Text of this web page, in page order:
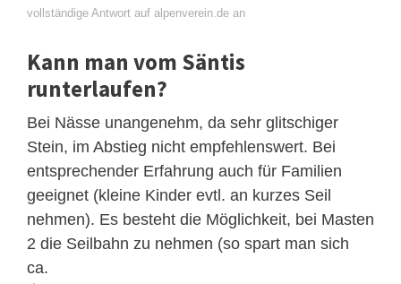
vollständige Antwort auf alpenverein.de an
Kann man vom Säntis
runterlaufen?
Bei Nässe unangenehm, da sehr glitschiger
Stein, im Abstieg nicht empfehlenswert. Bei
entsprechender Erfahrung auch für Familien
geeignet (kleine Kinder evtl. an kurzes Seil
nehmen). Es besteht die Möglichkeit, bei Masten
2 die Seilbahn zu nehmen (so spart man sich
ca.